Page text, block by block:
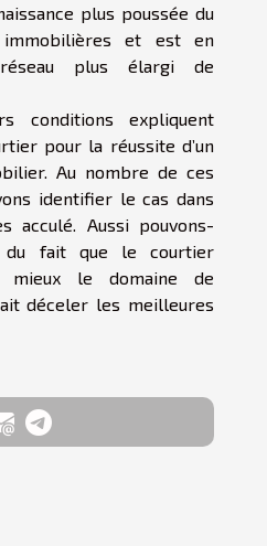
plus poussée du
et est en
plus élargi de
conditions expliquent
pour la réussite d’un
Au nombre de ces
identifier le cas dans
acculé. Aussi pouvons-
du fait que le courtier
mieux le domaine de
déceler les meilleures